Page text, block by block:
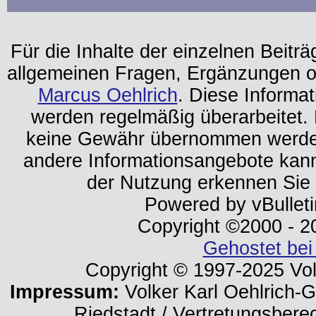
Für die Inhalte der einzelnen
allgemeinen Fragen, Ergänzungen
Marcus Oehlrich. Diese
werden regelmäßig
keine Gewähr übernommen
andere Informationsangebote
der Nutzung erkennen
Powered by
Copyright ©2000 -
Gehostet
Copyright © 1997-2025
Impressum: Volker Karl Oehlrich-